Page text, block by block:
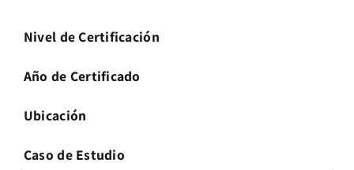
Nivel de Certificación
Año de Certificado
Ubicación
Caso de Estudio